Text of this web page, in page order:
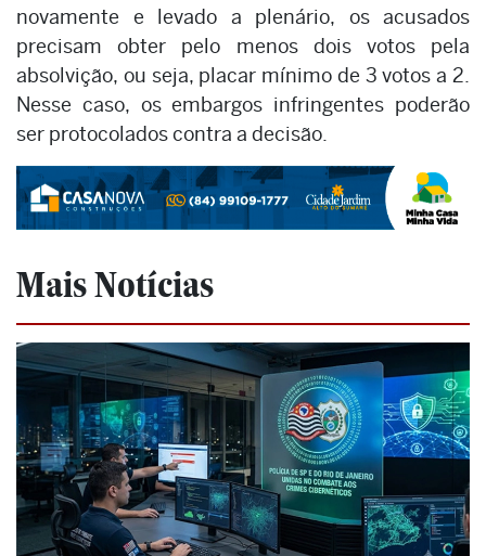
novamente e levado a plenário, os acusados
precisam obter pelo menos dois votos pela
absolvição, ou seja, placar mínimo de 3 votos a 2.
Nesse caso, os embargos infringentes poderão
ser protocolados contra a decisão.
Mais Notícias